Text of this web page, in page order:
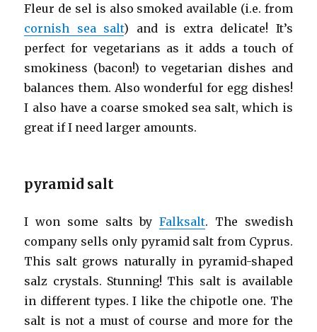
Fleur de sel is also smoked available (i.e. from
cornish sea salt) and is extra delicate! It’s
perfect for vegetarians as it adds a touch of
smokiness (bacon!) to vegetarian dishes and
balances them. Also wonderful for egg dishes!
I also have a coarse smoked sea salt, which is
great if I need larger amounts.
pyramid salt
I won some salts byFalksalt. The swedish
company sells only pyramid salt from Cyprus.
This salt grows naturally in pyramid-shaped
salz crystals. Stunning! This salt is available
in different types. I like the chipotle one. The
salt is not a must of course and more for the